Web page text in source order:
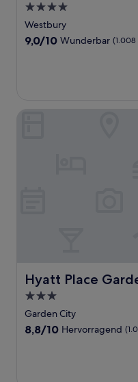
4.0-
Sterne-
Unterkunft
Westbury
9.0
9,0/10 Wunderbar
Hyatt Place
Hyatt Place Garden
3.0-
Sterne-
Unterkunft
Garden City
8.8
8,8/10 Hervorragend